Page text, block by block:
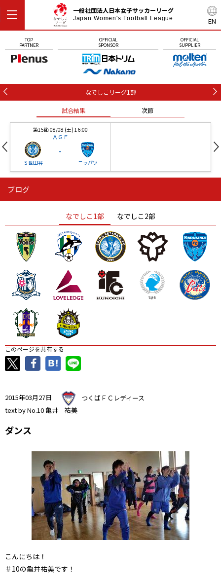
EN
一般社団法人日本女子サッカーリーグ
Japan Women's Football League
TOP
PARTNER
OFFICIAL
SPONSOR
OFFICIAL
SUPPLIER
なでしこリーグ1部
試合結果 次節
第15節 08/08 (土) 16:00
ＡＧＦ
Ｓ世田谷
-
ニッパツ
ニッパツ
ニッパツ 名古屋
石人の星
静岡 愛媛Ｌ
ブログ
なでしこ1部 なでしこ2部
このページを共有する
2015年03月27日
つくばＦＣレディース
text by No.10 亀井 祐美
ダンス
こんにちは！
＃10の亀井祐美です！